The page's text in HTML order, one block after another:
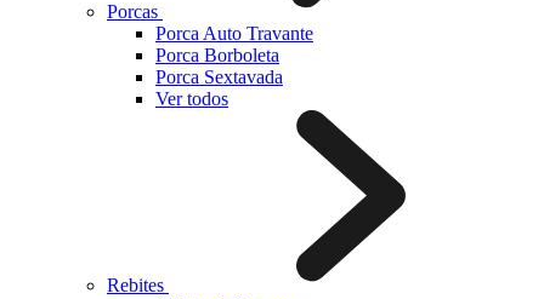
Porcas
Porca Auto Travante
Porca Borboleta
Porca Sextavada
Ver todos
Rebites